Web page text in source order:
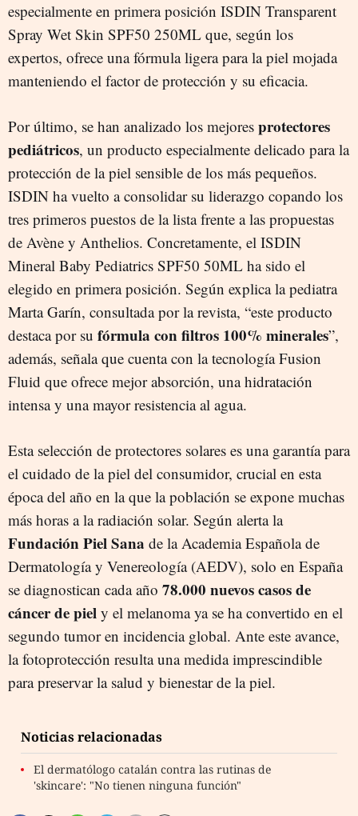
especialmente en primera posición ISDIN Transparent
Spray Wet Skin SPF50 250ML que, según los
expertos, ofrece una fórmula ligera para la piel mojada
manteniendo el factor de protección y su eficacia.
Por último, se han analizado los mejores protectores
pediátricos, un producto especialmente delicado para la
protección de la piel sensible de los más pequeños.
ISDIN ha vuelto a consolidar su liderazgo copando los
tres primeros puestos de la lista frente a las propuestas
de Avène y Anthelios. Concretamente, el ISDIN
Mineral Baby Pediatrics SPF50 50ML ha sido el
elegido en primera posición. Según explica la pediatra
Marta Garín, consultada por la revista, “este producto
destaca por su fórmula con filtros 100% minerales”,
además, señala que cuenta con la tecnología Fusion
Fluid que ofrece mejor absorción, una hidratación
intensa y una mayor resistencia al agua.
Esta selección de protectores solares es una garantía para
el cuidado de la piel del consumidor, crucial en esta
época del año en la que la población se expone muchas
más horas a la radiación solar. Según alerta la
Fundación Piel Sana de la Academia Española de
Dermatología y Venereología (AEDV), solo en España
se diagnostican cada año 78.000 nuevos casos de
cáncer de piel y el melanoma ya se ha convertido en el
segundo tumor en incidencia global. Ante este avance,
la fotoprotección resulta una medida imprescindible
para preservar la salud y bienestar de la piel.
Noticias relacionadas
El dermatólogo catalán contra las rutinas de
'skincare': "No tienen ninguna función"